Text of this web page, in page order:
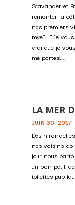
Stavanger et
remonter la
nos premiers
mye”...”Je
vrai que je
me portez,...
LA MER
JUIN 30, 2017
Des
nos voisins
jour nous
un bon petit
toilettes